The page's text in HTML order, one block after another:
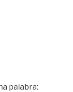
palabra: